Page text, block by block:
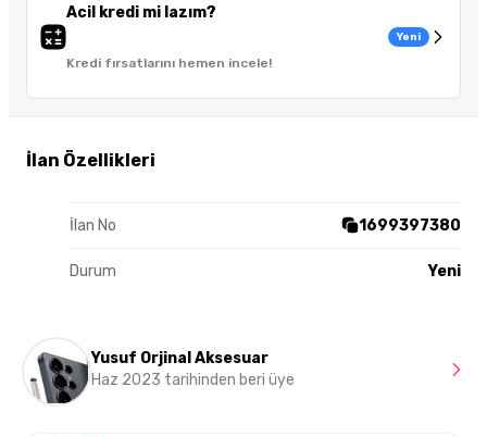
Acil kredi mi lazım?
Kredi fırsatlarını hemen incele!
Yeni
İlan Özellikleri
İlan No 1699397380
Durum Yeni
Yusuf Orjinal Aksesuar
Haz 2023 tarihinden beri üye